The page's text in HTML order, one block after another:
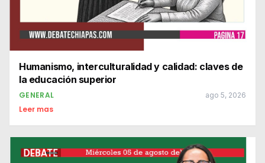
Humanismo, interculturalidad y calidad: claves de
la educación superior
GENERAL ago 5, 2026
Leer mas